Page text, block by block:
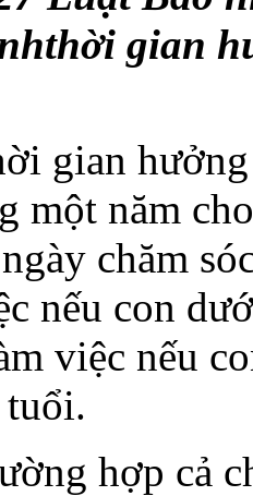
gian
gian
một năm
chăm
nếu con
việc nếu
hợp cả